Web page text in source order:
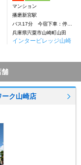
マンション
播磨新宮駅
バス17分 今宿下車：停歩3分
兵庫県宍粟市山崎町山田
インタービレッジ山崎
舗
ーク山崎店